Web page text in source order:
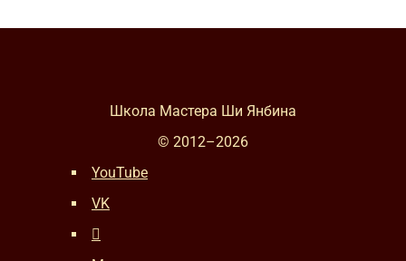
Школа Мастера Ши Янбина
© 2012–2026
YouTube
VK